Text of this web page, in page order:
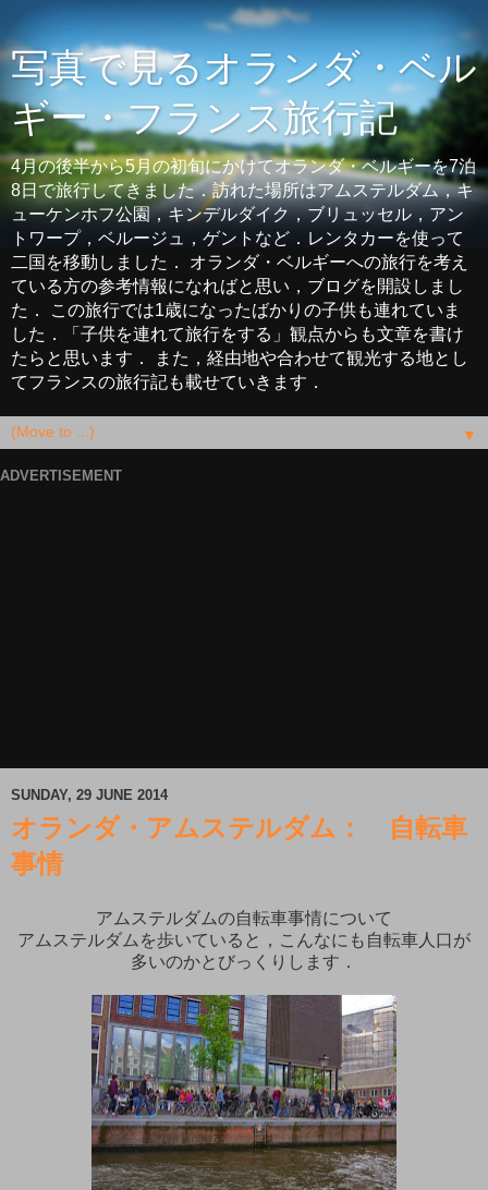
写真で見るオランダ・ベル
ギー・フランス旅行記
4月の後半から5月の初旬にかけてオランダ・ベルギーを7泊
8日で旅行してきました．訪れた場所はアムステルダム，キ
ューケンホフ公園，キンデルダイク，ブリュッセル，アン
トワープ，ベルージュ，ゲントなど．レンタカーを使って
二国を移動しました． オランダ・ベルギーへの旅行を考え
ている方の参考情報になればと思い，ブログを開設しまし
た． この旅行では1歳になったばかりの子供も連れていま
した．「子供を連れて旅行をする」観点からも文章を書け
たらと思います． また，経由地や合わせて観光する地とし
てフランスの旅行記も載せていきます．
▼
ADVERTISEMENT
SUNDAY, 29 JUNE 2014
オランダ・アムステルダム： 自転車
事情
アムステルダムの自転車事情について
アムステルダムを歩いていると，こんなにも自転車人口が
多いのかとびっくりします．